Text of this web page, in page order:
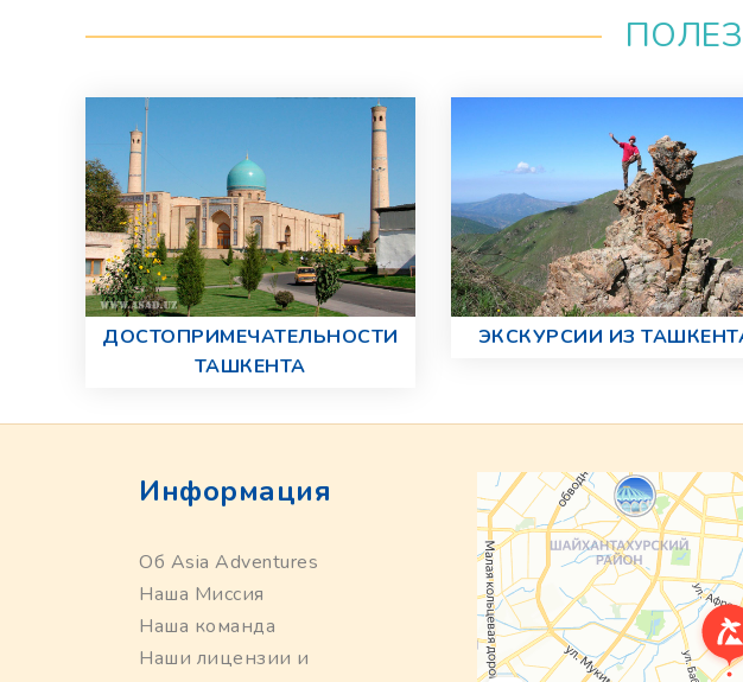
ДОСТОПРИМЕЧАТЕЛЬНОСТИ
ТАШКЕНТА
ЭКСКУРСИИ ИЗ
Информация
Об Asia Adventures
Наша Миссия
Наша команда
Наши лицензии и